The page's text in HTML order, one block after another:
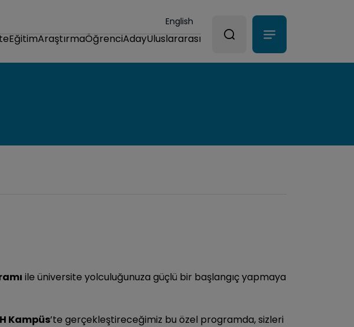
English
EğitimAraştırmaÖğrenciAdayUluslararası
ile üniversite yolculuğunuza güçlü bir başlangıç yapmaya
Kampüs’te gerçekleştireceğimiz bu özel programda, sizleri